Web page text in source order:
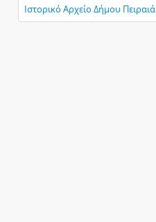
Ιστορικό Αρχείο Δήμου Πειραιά